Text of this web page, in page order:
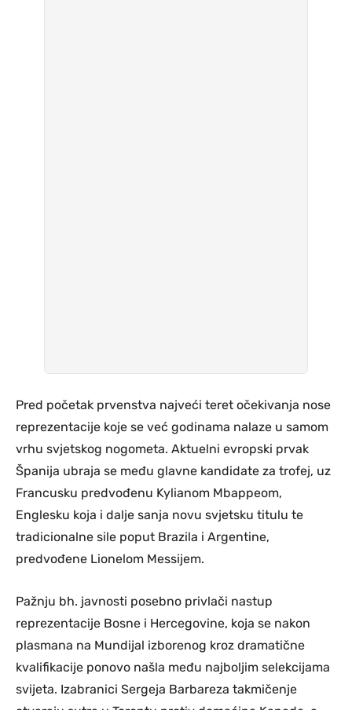
Pred početak prvenstva najveći teret očekivanja nose
reprezentacije koje se već godinama nalaze u samom
vrhu svjetskog nogometa. Aktuelni evropski prvak
Španija ubraja se među glavne kandidate za trofej, uz
Francusku predvođenu Kylianom Mbappeom,
Englesku koja i dalje sanja novu svjetsku titulu te
tradicionalne sile poput Brazila i Argentine,
predvođene Lionelom Messijem.
Pažnju bh. javnosti posebno privlači nastup
reprezentacije Bosne i Hercegovine, koja se nakon
plasmana na Mundijal izborenog kroz dramatične
kvalifikacije ponovo našla među najboljim selekcijama
svijeta. Izabranici Sergeja Barbareza takmičenje